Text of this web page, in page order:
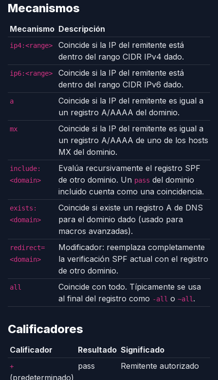
Mecanismos
Mecanismo Descripción
ip4:<range>
Coincide si la IP del remitente está
dentro del rango CIDR IPv4 dado.
ip6:<range>
Coincide si la IP del remitente está
dentro del rango CIDR IPv6 dado.
a
Coincide si la IP del remitente es igual a
un registro A/AAAA del dominio.
mx
Coincide si la IP del remitente es igual a
un registro A/AAAA de uno de los hosts
MX del dominio.
include:
<domain>
Evalúa recursivamente el registro SPF
de otro dominio. Un pass del dominio
incluido cuenta como una coincidencia.
exists:
<domain>
Coincide si existe un registro A de DNS
para el dominio dado (usado para
macros avanzadas).
redirect=
<domain>
Modificador: reemplaza completamente
la verificación SPF actual con el registro
de otro dominio.
all
Coincide con todo. Típicamente se usa
al final del registro como -all o ~all .
Calificadores
Calificador Resultado Significado
+
(predeterminado)
pass Remitente autorizado